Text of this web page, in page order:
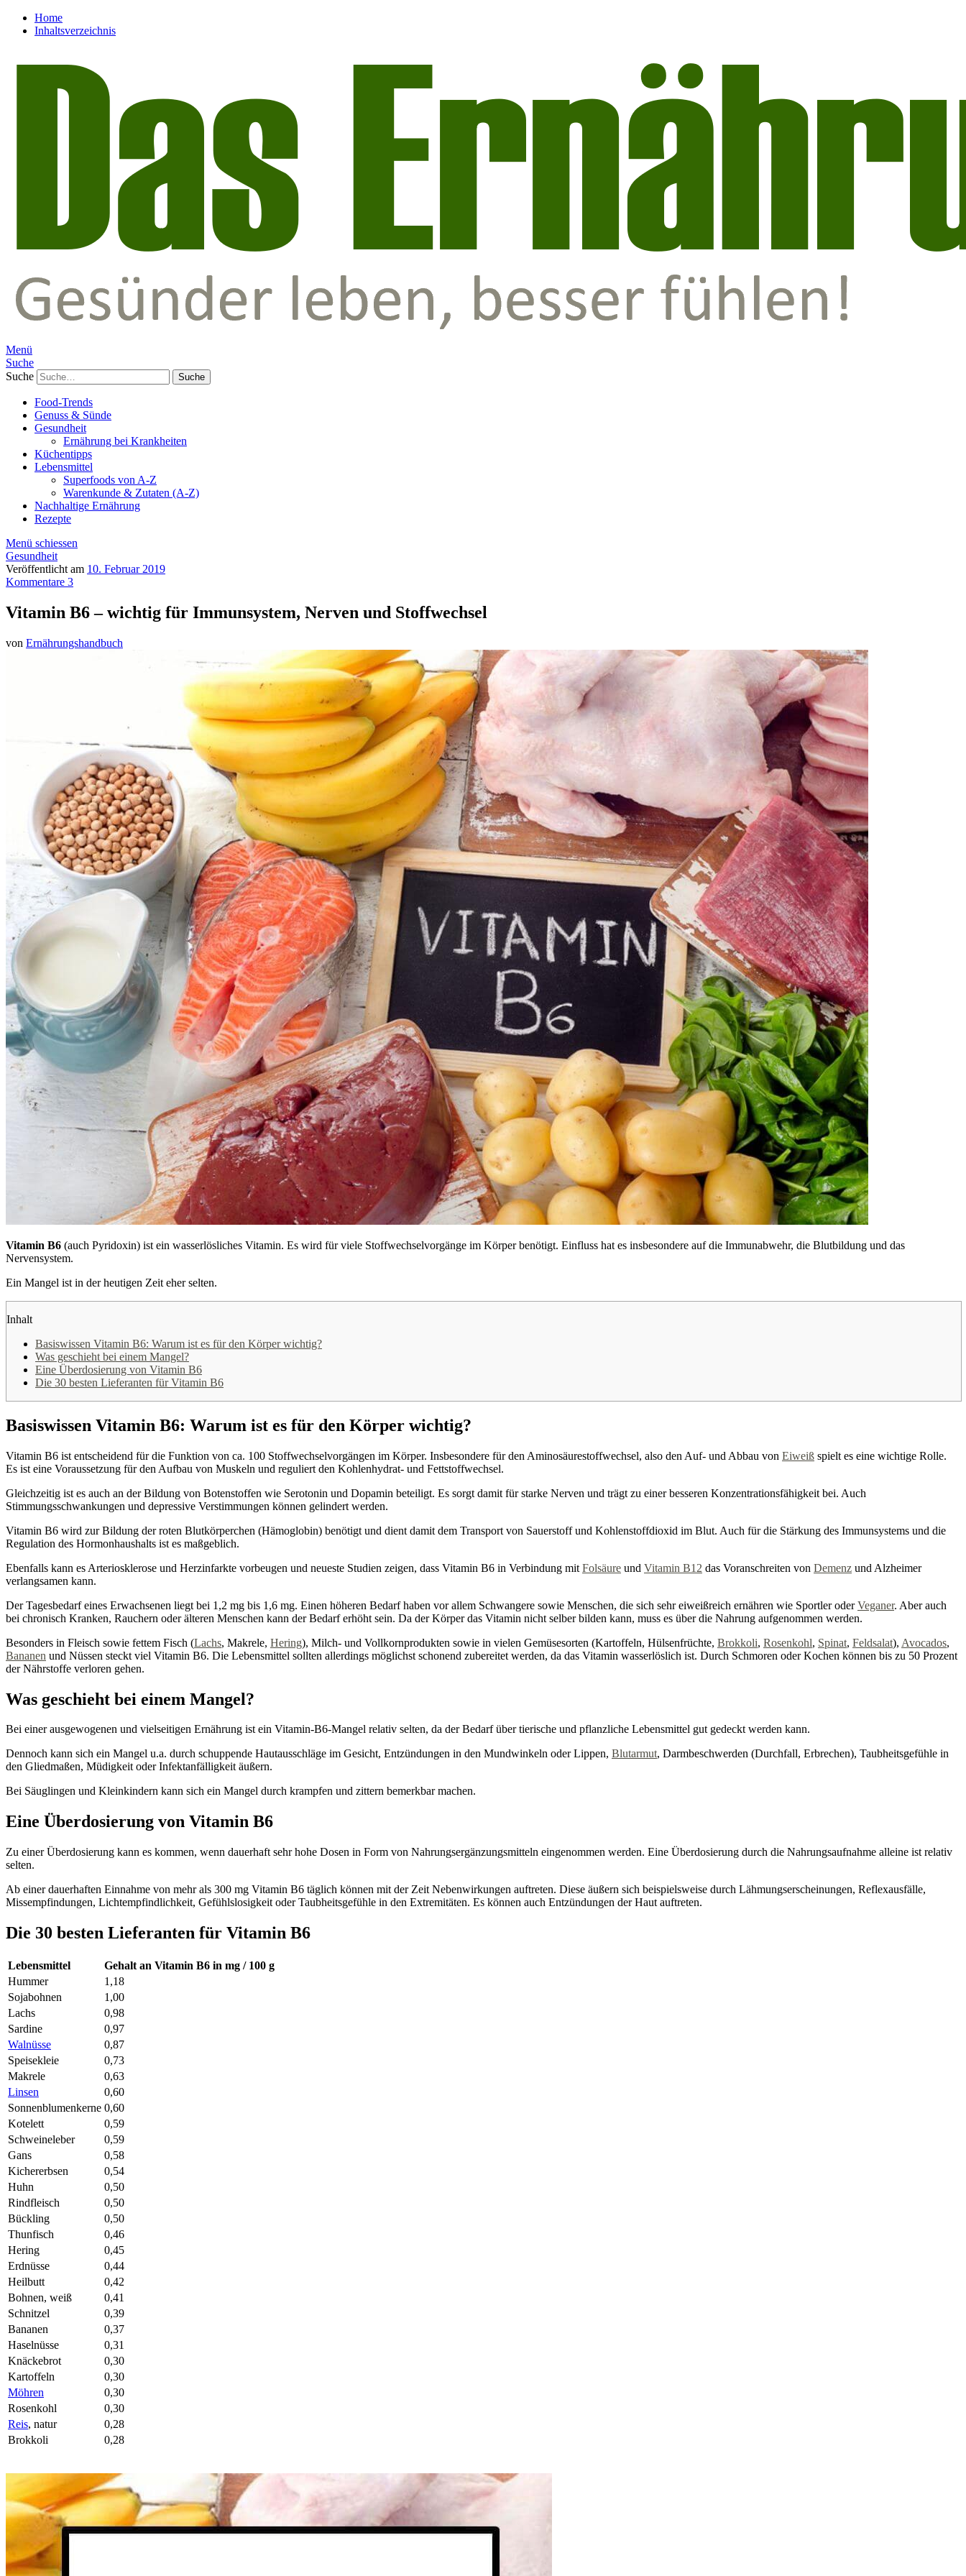
Home
Inhaltsverzeichnis
Menü
Suche
Suche
Food-Trends
Genuss & Sünde
Gesundheit
Ernährung bei Krankheiten
Küchentipps
Lebensmittel
Superfoods von A-Z
Warenkunde & Zutaten (A-Z)
Nachhaltige Ernährung
Rezepte
Menü schiessen
Gesundheit
Veröffentlicht am 10. Februar 2019
Kommentare 3
Vitamin B6 – wichtig für Immunsystem, Nerven und Stoffwechsel
von Ernährungshandbuch
Vitamin B6 (auch Pyridoxin) ist ein wasserlösliches Vitamin. Es wird für viele Stoffwechselvorgänge im Körper benötigt. Einfluss hat es insbesondere auf die Immunabwehr, die Blutbildung und das
Nervensystem.
Ein Mangel ist in der heutigen Zeit eher selten.
Inhalt
Basiswissen Vitamin B6: Warum ist es für den Körper wichtig?
Was geschieht bei einem Mangel?
Eine Überdosierung von Vitamin B6
Die 30 besten Lieferanten für Vitamin B6
Basiswissen Vitamin B6: Warum ist es für den Körper wichtig?
Vitamin B6 ist entscheidend für die Funktion von ca. 100 Stoffwechselvorgängen im Körper. Insbesondere für den Aminosäurestoffwechsel, also den Auf- und Abbau von Eiweiß spielt es eine wichtige Rolle.
Es ist eine Voraussetzung für den Aufbau von Muskeln und reguliert den Kohlenhydrat- und Fettstoffwechsel.
Gleichzeitig ist es auch an der Bildung von Botenstoffen wie Serotonin und Dopamin beteiligt. Es sorgt damit für starke Nerven und trägt zu einer besseren Konzentrationsfähigkeit bei. Auch
Stimmungsschwankungen und depressive Verstimmungen können gelindert werden.
Vitamin B6 wird zur Bildung der roten Blutkörperchen (Hämoglobin) benötigt und dient damit dem Transport von Sauerstoff und Kohlenstoffdioxid im Blut. Auch für die Stärkung des Immunsystems und die
Regulation des Hormonhaushalts ist es maßgeblich.
Ebenfalls kann es Arteriosklerose und Herzinfarkte vorbeugen und neueste Studien zeigen, dass Vitamin B6 in Verbindung mit Folsäure und Vitamin B12 das Voranschreiten von Demenz und Alzheimer
verlangsamen kann.
Der Tagesbedarf eines Erwachsenen liegt bei 1,2 mg bis 1,6 mg. Einen höheren Bedarf haben vor allem Schwangere sowie Menschen, die sich sehr eiweißreich ernähren wie Sportler oderVeganer. Aber auch
bei chronisch Kranken, Rauchern oder älteren Menschen kann der Bedarf erhöht sein. Da der Körper das Vitamin nicht selber bilden kann, muss es über die Nahrung aufgenommen werden.
Besonders in Fleisch sowie fettem Fisch (Lachs, Makrele, Hering), Milch- und Vollkornprodukten sowie in vielen Gemüsesorten (Kartoffeln, Hülsenfrüchte, Brokkoli, Rosenkohl, Spinat, Feldsalat), Avocados,
Bananen und Nüssen steckt viel Vitamin B6. Die Lebensmittel sollten allerdings möglichst schonend zubereitet werden, da das Vitamin wasserlöslich ist. Durch Schmoren oder Kochen können bis zu 50 Prozent
der Nährstoffe verloren gehen.
Was geschieht bei einem Mangel?
Bei einer ausgewogenen und vielseitigen Ernährung ist ein Vitamin-B6-Mangel relativ selten, da der Bedarf über tierische und pflanzliche Lebensmittel gut gedeckt werden kann.
Dennoch kann sich ein Mangel u.a. durch schuppende Hautausschläge im Gesicht, Entzündungen in den Mundwinkeln oder Lippen, Blutarmut, Darmbeschwerden (Durchfall, Erbrechen), Taubheitsgefühle in
den Gliedmaßen, Müdigkeit oder Infektanfälligkeit äußern.
Bei Säuglingen und Kleinkindern kann sich ein Mangel durch krampfen und zittern bemerkbar machen.
Eine Überdosierung von Vitamin B6
Zu einer Überdosierung kann es kommen, wenn dauerhaft sehr hohe Dosen in Form von Nahrungsergänzungsmitteln eingenommen werden. Eine Überdosierung durch die Nahrungsaufnahme alleine ist relativ
selten.
Ab einer dauerhaften Einnahme von mehr als 300 mg Vitamin B6 täglich können mit der Zeit Nebenwirkungen auftreten. Diese äußern sich beispielsweise durch Lähmungserscheinungen, Reflexausfälle,
Missempfindungen, Lichtempfindlichkeit, Gefühlslosigkeit oder Taubheitsgefühle in den Extremitäten. Es können auch Entzündungen der Haut auftreten.
Die 30 besten Lieferanten für Vitamin B6
Lebensmittel
Gehalt an Vitamin B6 in mg / 100 g
Hummer
1,18
Sojabohnen
1,00
Lachs
0,98
Sardine
0,97
Walnüsse
0,87
Speisekleie
0,73
Makrele
0,63
Linsen
0,60
Sonnenblumenkerne 0,60
Kotelett
0,59
Schweineleber
0,59
Gans
0,58
Kichererbsen
0,54
Huhn
0,50
Rindfleisch
0,50
Bückling
0,50
Thunfisch
0,46
Hering
0,45
Erdnüsse
0,44
Heilbutt
0,42
Bohnen, weiß
0,41
Schnitzel
0,39
Bananen
0,37
Haselnüsse
0,31
Knäckebrot
0,30
Kartoffeln
0,30
Möhren
0,30
Rosenkohl
0,30
Reis, natur
0,28
Brokkoli
0,28